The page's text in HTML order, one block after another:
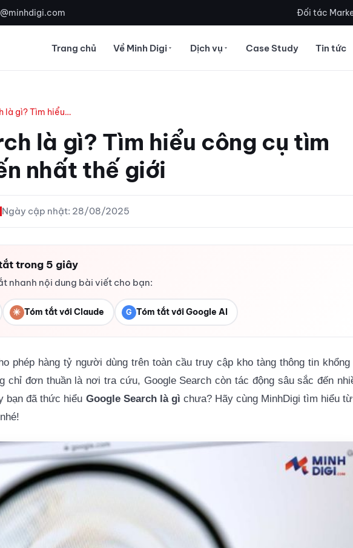
Đối tác
Trang chủ Về Minh Digi Dịch vụ Case Study Tin tức
là gì? Tìm hiểu…
là gì? Tìm hiểu công cụ tìm
nhất thế giới
Ngày cập nhật: 28/08/2025
trong 5 giây
nhanh nội dung bài viết cho bạn:
✳ Tóm tắt với Claude G Tóm tắt với Google AI
phép hàng tỷ người dùng trên toàn cầu truy cập kho tàng thông tin khổng
chỉ đơn thuần là nơi tra cứu, Google Search còn tác động sâu sắc đến
bạn đã thức hiểu Google Search là gì chưa? Hãy cùng MinhDigi tìm hiểu